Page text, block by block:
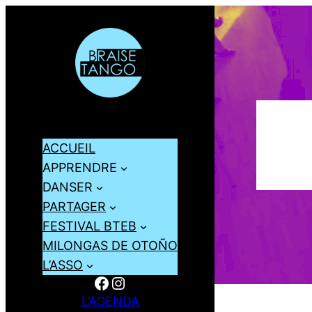
ACCUEIL
APPRENDRE
DANSER
PARTAGER
FESTIVAL BTEB
MILONGAS DE OTOÑO
L’ASSO
Facebook Instagram
L’AGENDA